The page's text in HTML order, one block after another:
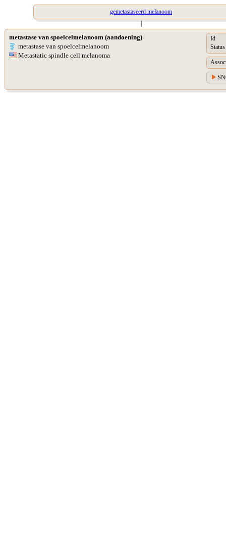
gemetastaseerd melanoom
|
metastase van spoelcelmelanoom (aandoening)
metastase van spoelcelmelanoom
Metastatic spindle cell melanoma
Id
Status